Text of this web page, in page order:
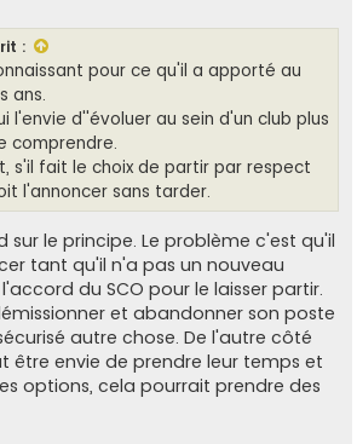
:
pour ce qu'il a apporté au
ans.
l'envie d''évoluer au sein d'un club plus
comprendre.
s'il fait le choix de partir par respect
l'annoncer sans tarder.
sur le principe. Le problème c'est qu'il
tant qu'il n'a pas un nouveau
du SCO pour le laisser partir.
et abandonner son poste
autre chose. De l'autre côté
être envie de prendre leur temps et
options, cela pourrait prendre des